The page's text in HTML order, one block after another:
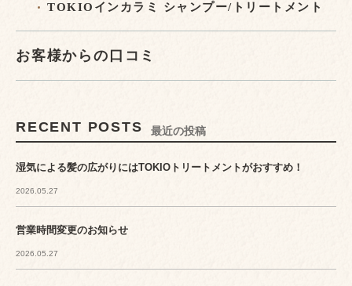
TOKIOインカラミ シャンプー/トリートメント
お客様からの口コミ
RECENT POSTS 最近の投稿
湿気による髪の広がりにはTOKIOトリートメントがおすすめ！
2026.05.27
営業時間変更のお知らせ
2026.05.27